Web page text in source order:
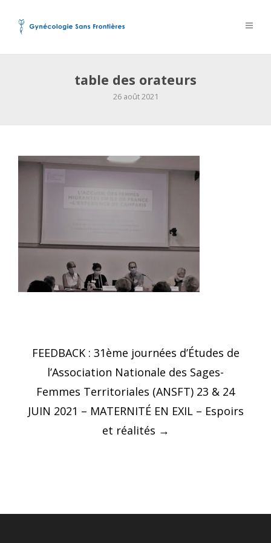
table des orateurs
26 août 2021
Post
navigation
FEEDBACK : 31ème journées d’Études de
l’Association Nationale des Sages-
Femmes Territoriales (ANSFT) 23 & 24
JUIN 2021 – MATERNITÉ EN EXIL – Espoirs
et réalités →